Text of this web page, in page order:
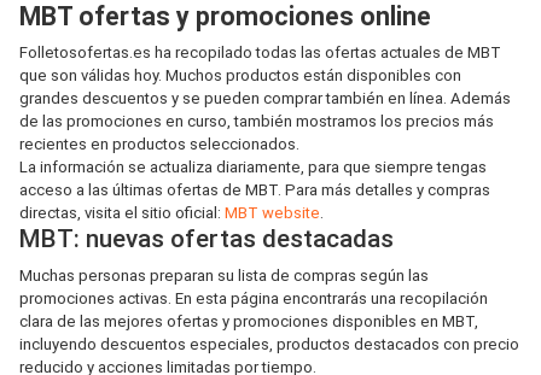
MBT ofertas y promociones online
Folletosofertas.es ha recopilado todas las ofertas actuales de MBT
que son válidas hoy. Muchos productos están disponibles con
grandes descuentos y se pueden comprar también en línea. Además
de las promociones en curso, también mostramos los precios más
recientes en productos seleccionados.
La información se actualiza diariamente, para que siempre tengas
acceso a las últimas ofertas de MBT. Para más detalles y compras
directas, visita el sitio oficial: MBT website.
MBT: nuevas ofertas destacadas
Muchas personas preparan su lista de compras según las
promociones activas. En esta página encontrarás una recopilación
clara de las mejores ofertas y promociones disponibles en MBT,
incluyendo descuentos especiales, productos destacados con precio
reducido y acciones limitadas por tiempo.